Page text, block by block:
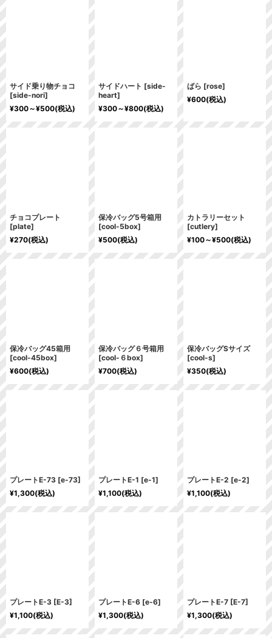
サイド乗り物チョコ
[side-nori]
¥300～¥500(税込)
サイドハート [side-
heart]
¥300～¥800(税込)
ばら [rose]
¥600(税込)
チョコプレート
[plate]
¥270(税込)
保冷バッグ5号箱用
[cool-5box]
¥500(税込)
カトラリーセット
[cutlery]
¥100～¥500(税込)
保冷バッグ45箱用
[cool-45box]
¥600(税込)
保冷バッグ６号箱用
[cool-６box]
¥700(税込)
保冷バッグSサイズ
[cool-s]
¥350(税込)
プレートE-73 [e-73]
¥1,300(税込)
プレートE-1 [e-1]
¥1,100(税込)
プレートE-2 [e-2]
¥1,100(税込)
プレートE-3 [E-3]
¥1,100(税込)
プレートE-6 [e-6]
¥1,300(税込)
プレートE-7 [E-7]
¥1,300(税込)